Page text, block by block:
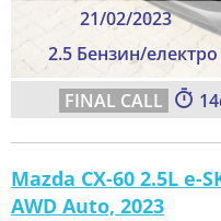
21/02/2023
2.5 Бензин/електро
14
Mazda CX-60 2.5L e-
AWD Auto, 2023